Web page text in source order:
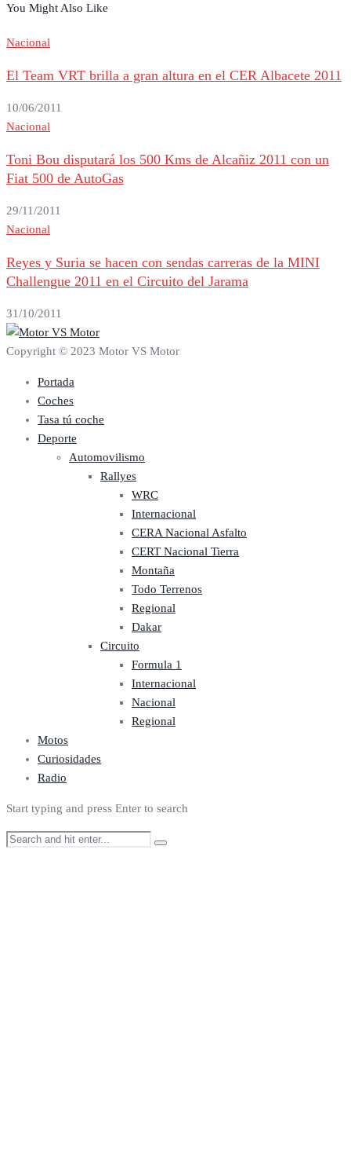
You Might Also Like
Nacional
El Team VRT brilla a gran altura en el CER Albacete 2011
10/06/2011
Nacional
Toni Bou disputará los 500 Kms de Alcañiz 2011 con un
Fiat 500 de AutoGas
29/11/2011
Nacional
Reyes y Suria se hacen con sendas carreras de la MINI
Challengue 2011 en el Circuito del Jarama
31/10/2011
Copyright © 2023 Motor VS Motor
Portada
Coches
Tasa tú coche
Deporte
Automovilismo
Rallyes
WRC
Internacional
CERA Nacional Asfalto
CERT Nacional Tierra
Montaña
Todo Terrenos
Regional
Dakar
Circuito
Formula 1
Internacional
Nacional
Regional
Motos
Curiosidades
Radio
Start typing and press Enter to search